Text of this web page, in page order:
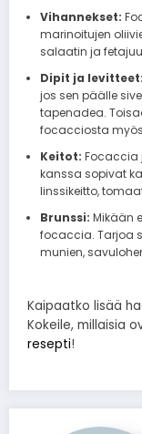
Vihannekset:
marinoitujen
salaatin ja
Dipit ja levitteet:
jos sen päälle
tapenadea.
focacciosta
Keitot: Focaccia
kanssa sopivat
linssikeitto,
Brunssi: Mikään
focaccia. Tarjoa
munien,
Kaipaatko lisää
Kokeile, millaisia
resepti!